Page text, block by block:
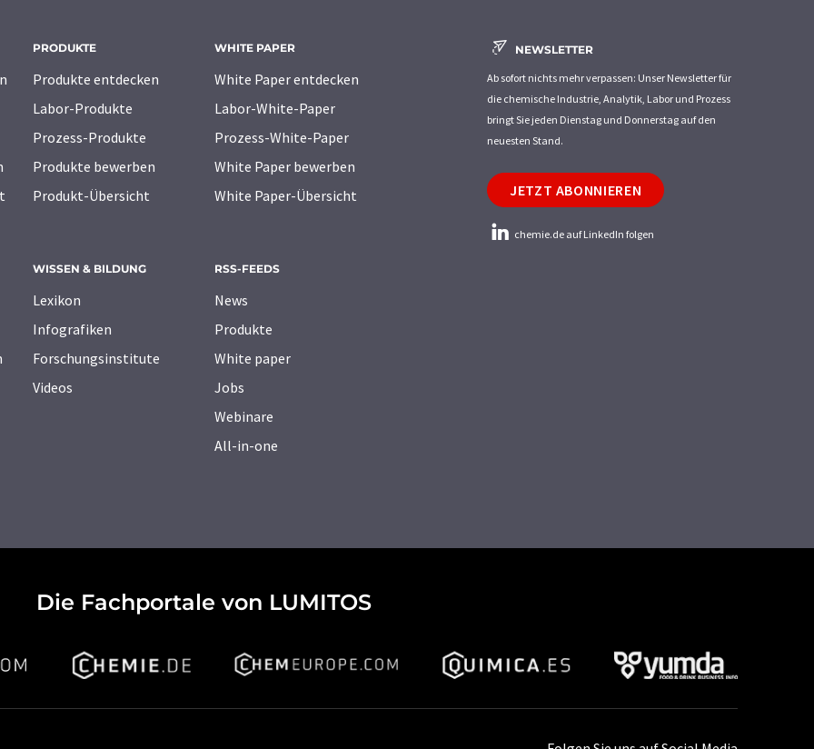
PRODUKTE
Produkte entdecken
Labor-Produkte
Prozess-Produkte
Produkte bewerben
Produkt-Übersicht
WHITE PAPER
White Paper entdecken
Labor-White-Paper
Prozess-White-Paper
White Paper bewerben
White Paper-Übersicht
WISSEN & BILDUNG
Lexikon
Infografiken
Forschungsinstitute
Videos
RSS-FEEDS
News
Produkte
White paper
Jobs
Webinare
All-in-one
NEWSLETTER
Ab sofort nichts mehr verpassen: Unser Newsletter für
die chemische Industrie, Analytik, Labor und Prozess
bringt Sie jeden Dienstag und Donnerstag auf den
neuesten Stand.
JETZT ABONNIEREN
chemie.de auf LinkedIn folgen
Die Fachportale von LUMITOS